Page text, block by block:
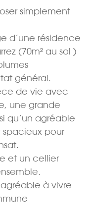
simplement
d’une résidence
(70m² au sol )
général.
de vie avec
une grande
qu’un agréable
spacieux pour
et un cellier
à vivre